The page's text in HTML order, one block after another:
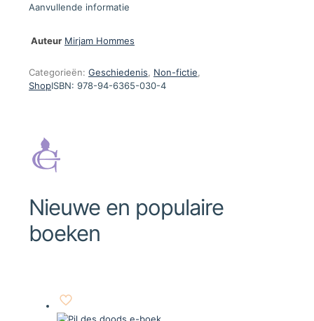
Aanvullende informatie
Auteur Mirjam Hommes
Categorieën: Geschiedenis Non-fictie
ShopISBN: 978-94-6365-030-4
Nieuwe en populaire
boeken